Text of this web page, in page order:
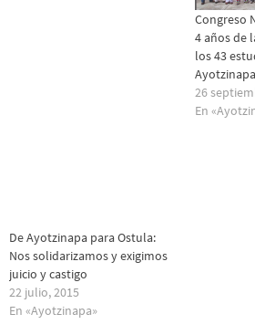
Congreso
4 años de
los 43
26
En
De Ayotzinapa para Ostula:
Nos solidarizamos y exigimos
juicio y castigo
22 julio, 2015
En «Ayotzinapa»